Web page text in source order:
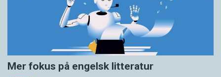
Mer fokus på engelsk litteratur